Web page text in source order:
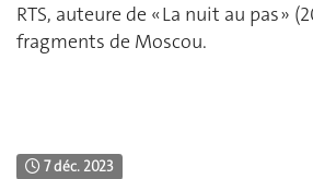
RTS, auteure de « La nuit au pas »
fragments de Moscou.
7 déc. 2023